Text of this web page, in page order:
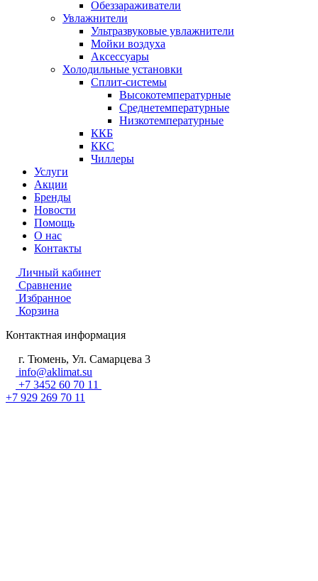
Обеззараживатели
Увлажнители
Ультразвуковые увлажнители
Мойки воздуха
Аксессуары
Холодильные установки
Сплит-системы
Высокотемпературные
Среднетемпературные
Низкотемпературные
ККБ
ККС
Чиллеры
Услуги
Акции
Бренды
Новости
Помощь
О нас
Контакты
Личный кабинет
Сравнение
Избранное
Корзина
Контактная информация
г. Тюмень, Ул. Самарцева 3
info@aklimat.su
+7 3452 60 70 11
+7 929 269 70 11